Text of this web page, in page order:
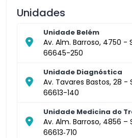
Unidades
Unidade Belém
Av. Alm. Barroso, 4750 -
66645-250
Unidade Diagnóstica
Av. Tavares Bastos, 28 -
66613-140
Unidade Medicina do
Av. Alm. Barroso, 4856 –
66613‑710